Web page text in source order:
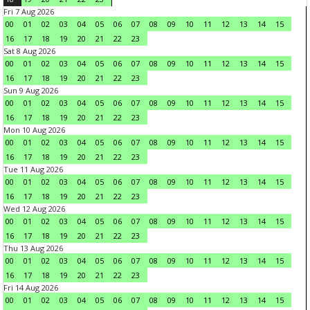
Fri 7 Aug 2026
00
01 02 03 04 05 06 07 08 09 10 11 12 13 14
15
16
17 18 19 20 21 22
23
Sat 8 Aug 2026
00
01 02 03 04 05 06 07 08 09 10 11 12 13 14
15
16
17 18 19 20 21 22
23
Sun 9 Aug 2026
00
01 02 03 04 05 06 07 08 09 10 11 12 13 14
15
16
17 18 19 20 21 22
23
Mon 10 Aug 2026
00
01 02 03 04 05 06 07 08 09 10 11 12 13 14
15
16
17 18 19 20 21 22
23
Tue 11 Aug 2026
00
01 02 03 04 05 06 07 08 09 10 11 12 13 14
15
16
17 18 19 20 21 22
23
Wed 12 Aug 2026
00
01 02 03 04 05 06 07 08 09 10 11 12 13 14
15
16
17 18 19 20 21 22
23
Thu 13 Aug 2026
00
01 02 03 04 05 06 07 08 09 10 11 12 13 14
15
16
17 18 19 20 21 22
23
Fri 14 Aug 2026
00
01 02 03 04 05 06 07 08 09 10 11 12 13 14
15